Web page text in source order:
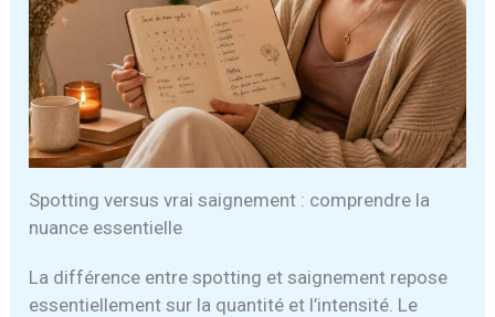
Spotting versus vrai saignement : comprendre la
nuance essentielle
La différence entre spotting et saignement repose
essentiellement sur la quantité et l’intensité. Le